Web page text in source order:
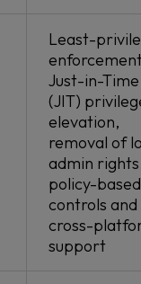
Least-
Just-in-Time
(JIT)
elevation,
removal of
admin
policy-based
controls and
cross-
support